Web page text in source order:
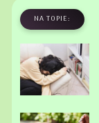
NA TOPIE: